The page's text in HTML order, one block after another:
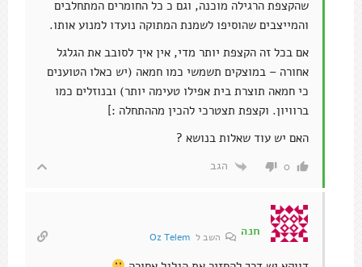
שהקצפת הרגילה מוכנה, וגם כ כל החומרים המתחלבים
והמייצבים שהוסיפו לשמנת המתוקה נועדו למנוע אותו.
אם בכל זה הקצפת יותר מדי, אין איך לסובב את הגלגל
אחורה – במוצקים תשמשי כמו חמאה (יש כאלו הטוענים
כי חמאה תוצרת בית אפילו טעימה יותר) ובנוזלים כמו
ברוויון. וקצפת תצטרכי להכין מההתחלה :]
האם יש עוד שאלות בנושא ?
0 הגב
חנה השב לOz Telem